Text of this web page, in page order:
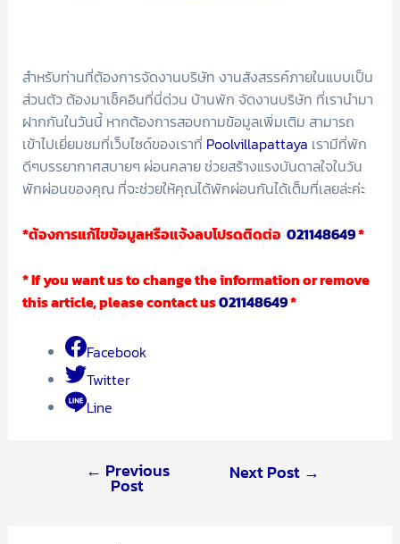
สำหรับท่านที่ต้องการจัดงานบริษัท งานสังสรรค์ภายในแบบเป็น
ส่วนตัว ต้องมาเช็คอินที่นี่ด่วน บ้านพัก จัดงานบริษัท ที่เรานำมา
ฝากกันในวันนี้ หากต้องการสอบถามข้อมูลเพิ่มเติม สามารถ
เข้าไปเยี่ยมชมที่เว็บไซด์ของเราที่ Poolvillapattaya เรามีที่พัก
ดีๆบรรยากาศสบายๆ ผ่อนคลาย ช่วยสร้างแรงบันดาลใจในวัน
พักผ่อนของคุณ ที่จะช่วยให้คุณได้พักผ่อนกันได้เต็มที่เลยล่ะค่ะ
*ต้องการแก้ไขข้อมูลหรือแจ้งลบโปรดติดต่อ 021148649*
* If you want us to change the information or remove
this article, please contact us021148649*
Facebook
Twitter
Line
← Previous
Post
Next Post →